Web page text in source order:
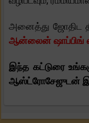
அனைத்து ஜோதிட
ஆன்லைன் ஷாப்பிங்
இந்த கட்டுரை
ஆஸ்ட்ரோசேஜுடன்